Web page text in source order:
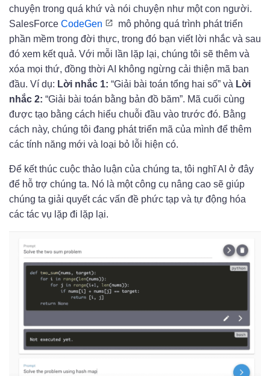
chuyện trong quá khứ và nói chuyện như một con người.
SalesForce CodeGen
mô phỏng quá trình phát triển
phần mềm trong đời thực, trong đó bạn viết lời nhắc và sau
đó xem kết quả. Với mỗi lần lặp lại, chúng tôi sẽ thêm và
xóa mọi thứ, đồng thời AI không ngừng cải thiện mã ban
đầu. Ví dụ: Lời nhắc 1: “Giải bài toán tổng hai số” và Lời
nhắc 2: “Giải bài toán bằng bản đồ băm”. Mã cuối cùng
được tạo bằng cách hiểu chuỗi đầu vào trước đó. Bằng
cách này, chúng tôi đang phát triển mã của mình để thêm
các tính năng mới và loại bỏ lỗi hiện có.
Để kết thúc cuộc thảo luận của chúng ta, tôi nghĩ AI ở đây
để hỗ trợ chúng ta. Nó là một công cụ nâng cao sẽ giúp
chúng ta giải quyết các vấn đề phức tạp và tự động hóa
các tác vụ lặp đi lặp lại.